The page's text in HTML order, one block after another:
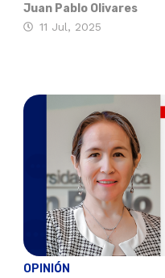
Juan Pablo Olivares
11 Jul, 2025
OPINIÓN